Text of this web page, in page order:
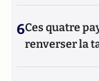
6Ces quatre
renverser la